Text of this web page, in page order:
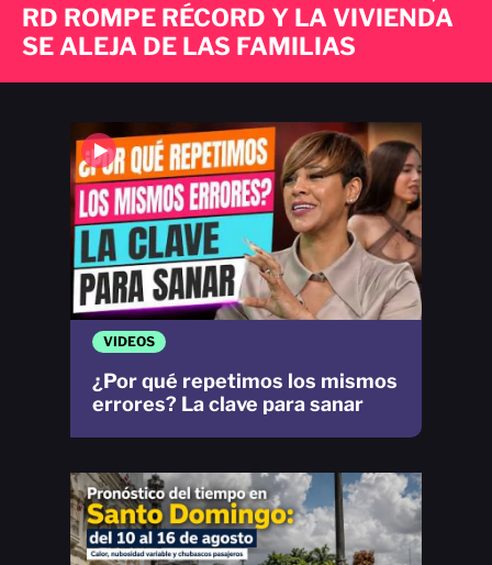
RD ROMPE RÉCORD Y LA VIVIENDA
SE ALEJA DE LAS FAMILIAS
VIDEOS
¿Por qué repetimos los mismos
errores? La clave para sanar